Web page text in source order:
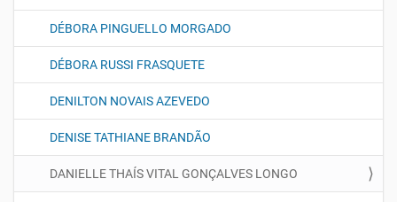
DÉBORA PINGUELLO MORGADO
DÉBORA RUSSI FRASQUETE
DENILTON NOVAIS AZEVEDO
DENISE TATHIANE BRANDÃO
DANIELLE THAÍS VITAL GONÇALVES LONGO